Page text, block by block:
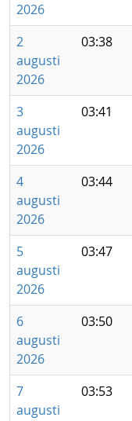
2026
2
augusti
2026
03:38
3
augusti
2026
03:41
4
augusti
2026
03:44
5
augusti
2026
03:47
6
augusti
2026
03:50
7
augusti
03:53